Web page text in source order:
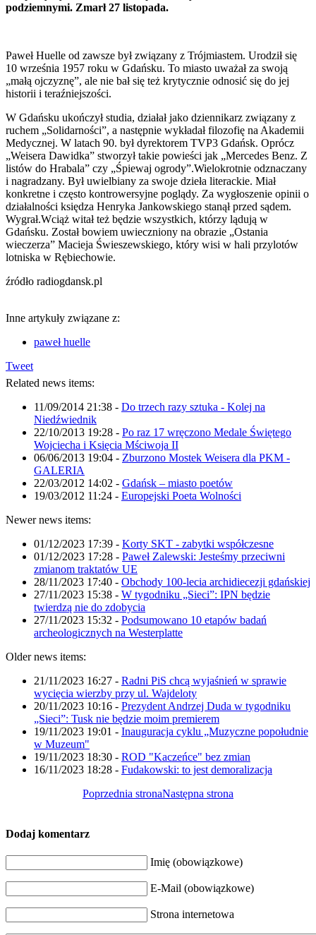
podziemnymi. Zmarł 27 listopada.
Paweł Huelle od zawsze był związany z Trójmiastem. Urodził się
10 września 1957 roku w Gdańsku. To miasto uważał za swoją
„małą ojczyznę”, ale nie bał się też krytycznie odnosić się do jej
historii i teraźniejszości.
W Gdańsku ukończył studia, działał jako dziennikarz związany z
ruchem „Solidarności”, a następnie wykładał filozofię na Akademii
Medycznej. W latach 90. był dyrektorem TVP3 Gdańsk. Oprócz
„Weisera Dawidka” stworzył takie powieści jak „Mercedes Benz. Z
listów do Hrabala” czy „Śpiewaj ogrody”.Wielokrotnie odznaczany
i nagradzany. Był uwielbiany za swoje dzieła literackie. Miał
konkretne i często kontrowersyjne poglądy. Za wygłoszenie opinii o
działalności księdza Henryka Jankowskiego stanął przed sądem.
Wygrał.Wciąż witał też będzie wszystkich, którzy lądują w
Gdańsku. Został bowiem uwieczniony na obrazie „Ostania
wieczerza” Macieja Świeszewskiego, który wisi w hali przylotów
lotniska w Rębiechowie.
źródło radiogdansk.pl
Inne artykuły związane z:
paweł huelle
Tweet
Related news items:
11/09/2014 21:38 - Do trzech razy sztuka - Kolej na
Niedźwiednik
22/10/2013 19:28 - Po raz 17 wręczono Medale Świętego
Wojciecha i Księcia Mściwoja II
06/06/2013 19:04 - Zburzono Mostek Weisera dla PKM -
GALERIA
22/03/2012 14:02 - Gdańsk – miasto poetów
19/03/2012 11:24 - Europejski Poeta Wolności
Newer news items:
01/12/2023 17:39 - Korty SKT - zabytki współczesne
01/12/2023 17:28 - Paweł Zalewski: Jesteśmy przeciwni
zmianom traktatów UE
28/11/2023 17:40 - Obchody 100-lecia archidiecezji gdańskiej
27/11/2023 15:38 - W tygodniku „Sieci”: IPN będzie
twierdzą nie do zdobycia
27/11/2023 15:32 - Podsumowano 10 etapów badań
archeologicznych na Westerplatte
Older news items:
21/11/2023 16:27 - Radni PiS chcą wyjaśnień w sprawie
wycięcia wierzby przy ul. Wajdeloty
20/11/2023 10:16 - Prezydent Andrzej Duda w tygodniku
„Sieci”: Tusk nie będzie moim premierem
19/11/2023 19:01 - Inauguracja cyklu „Muzyczne popołudnie
w Muzeum"
19/11/2023 18:30 - ROD "Kaczeńce" bez zmian
16/11/2023 18:28 - Fudakowski: to jest demoralizacja
Poprzednia stronaNastępna strona
Dodaj komentarz
Imię (obowiązkowe)
E-Mail (obowiązkowe)
Strona internetowa